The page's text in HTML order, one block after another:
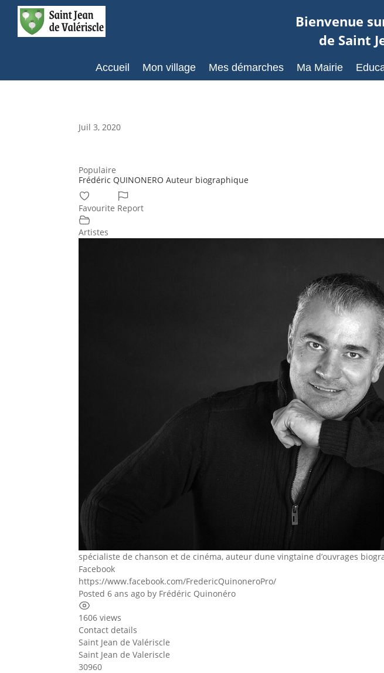
Bienvenue
de Saint
Accueil Mon village Mes démarches Ma Mairie
Juil 3, 2020
Populaire
Frédéric QUINONERO Auteur biographique
Favourite Report
Artistes
spécialiste de chanson et de cinéma, auteur dune vingtaine d’ouvrages
Facebook
https://www.facebook.com/FredericQuinoneroPro/
Posted 6 ans ago by Frédéric Quinonéro
1606 views
Contact details
Saint Jean de Valériscle
Saint Jean de Valeriscle
30960